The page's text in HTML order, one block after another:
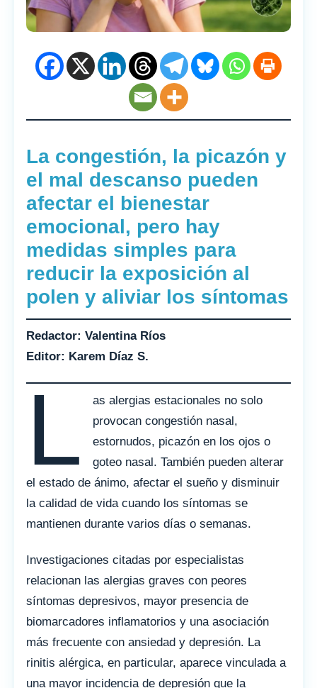
La congestión, la picazón y
el mal descanso pueden
afectar el bienestar
emocional, pero hay
medidas simples para
reducir la exposición al
polen y aliviar los síntomas
Redactor: Valentina Ríos
Editor: Karem Díaz S.
L
as alergias estacionales no solo
provocan congestión nasal,
estornudos, picazón en los ojos o
goteo nasal. También pueden alterar
el estado de ánimo, afectar el sueño y disminuir
la calidad de vida cuando los síntomas se
mantienen durante varios días o semanas.
Investigaciones citadas por especialistas
relacionan las alergias graves con peores
síntomas depresivos, mayor presencia de
biomarcadores inflamatorios y una asociación
más frecuente con ansiedad y depresión. La
rinitis alérgica, en particular, aparece vinculada a
una mayor incidencia de depresión que la